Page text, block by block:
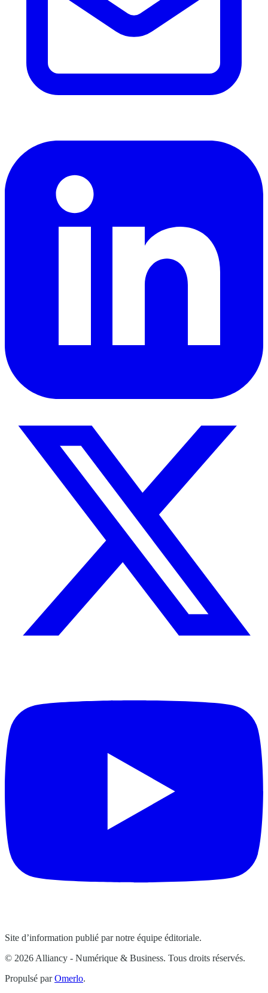
Site d’information publié par notre équipe éditoriale.
© 2026 Alliancy - Numérique & Business. Tous droits réservés.
Propulsé parOmerlo.